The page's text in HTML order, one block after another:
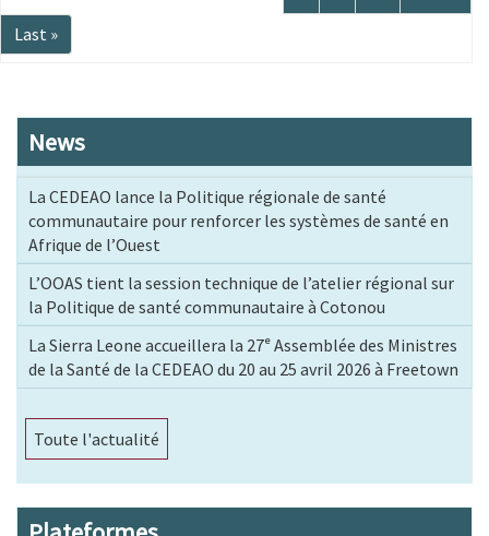
suivante
Dernière
page
Last »
News
La CEDEAO lance la Politique régionale de santé
communautaire pour renforcer les systèmes de santé en
Afrique de l’Ouest
L’OOAS tient la session technique de l’atelier régional sur
la Politique de santé communautaire à Cotonou
La Sierra Leone accueillera la 27ᵉ Assemblée des Ministres
de la Santé de la CEDEAO du 20 au 25 avril 2026 à Freetown
Toute l'actualité